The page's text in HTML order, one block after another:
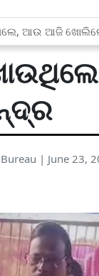
ଆଉ ଆଜି
| June 23,